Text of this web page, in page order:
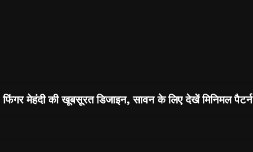
फिंगर मेहंदी की खूबसूरत डिजाइन, सावन के लिए देखें मिनिमल पैटर्न